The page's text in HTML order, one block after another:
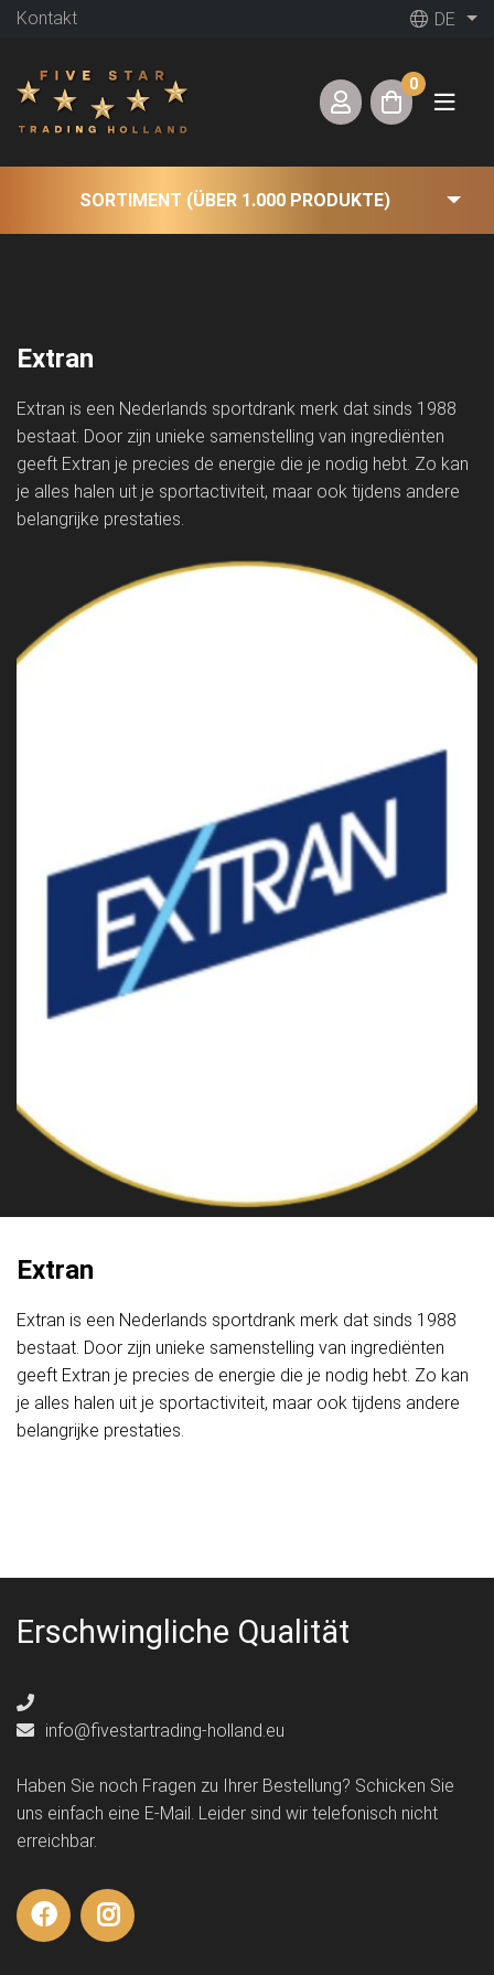
Kontakt DE
0
SORTIMENT (ÜBER 1.000 PRODUKTE)
Extran
Extran is een Nederlands sportdrank merk dat sinds 1988
bestaat. Door zijn unieke samenstelling van ingrediënten
geeft Extran je precies de energie die je nodig hebt. Zo kan
je alles halen uit je sportactiviteit, maar ook tijdens andere
belangrijke prestaties.
Extran
Extran is een Nederlands sportdrank merk dat sinds 1988
bestaat. Door zijn unieke samenstelling van ingrediënten
geeft Extran je precies de energie die je nodig hebt. Zo kan
je alles halen uit je sportactiviteit, maar ook tijdens andere
belangrijke prestaties.
Erschwingliche Qualität
info@fivestartrading-holland.eu
Haben Sie noch Fragen zu Ihrer Bestellung? Schicken Sie
uns einfach eine E-Mail. Leider sind wir telefonisch nicht
erreichbar.